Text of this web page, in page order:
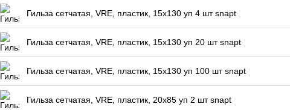
Гильза сетчатая, VRE, пластик, 15x130 уп 4 шт snapt
Гильза сетчатая, VRE, пластик, 15x130 уп 20 шт snapt
Гильза сетчатая, VRE, пластик, 15x130 уп 100 шт snapt
Гильза сетчатая, VRE, пластик, 20x85 уп 2 шт snapt